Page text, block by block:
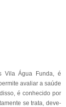
Vila Água Funda, é
avaliar a saúde
é conhecido por
se trata, deve-